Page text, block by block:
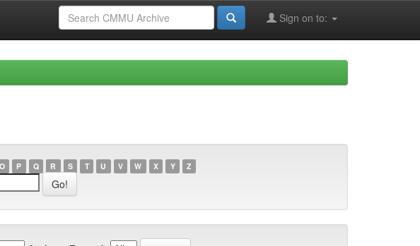
Sign on to:
O P Q R S T U V W X Y Z